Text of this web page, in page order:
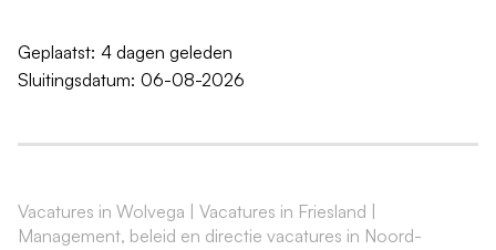
een zekere senioriteit mee en ben je in staat om
scherpe vragen te stellen, zonder de verbinding te
Woningstichting Weststellingwerf? Dan komen we
graag in contact.
Geplaatst: 4 dagen geleden
Sluitingsdatum: 06-08-2026
Vacatures in Wolvega Vacatures in Friesland
Management, beleid en directie vacatures in Noord-